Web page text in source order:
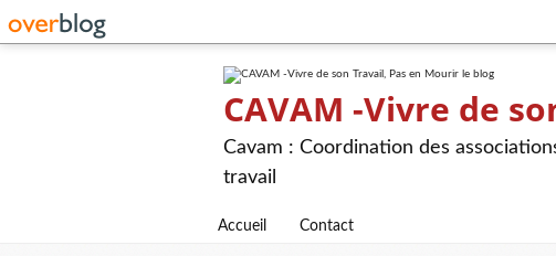
CAVAM -Vivre de
Cavam : Coordination des
travail
Accueil Contact